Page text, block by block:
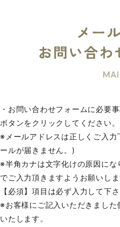
・お問い合わせフォームに必要
ボタンをクリックしてください。
※メールアドレスは正しくご入力
ールが届きません。)
※半角カナは文字化けの原因にな
でご入力頂きますようお願いしま
【必須】項目は必ず入力して下さ
※お客様にご記入いただきました
いたします。